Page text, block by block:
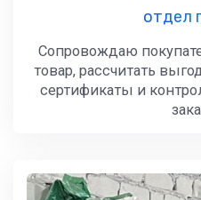
отдел
Сопровождаю
товар, рассчитать
сертификаты и